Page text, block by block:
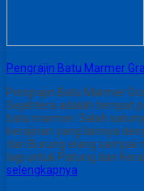
Pengrajin Batu Marmer
Pengrajin Batu Marmer
Sejahtera adalah tempat
batu marmer. Salah
kerajinan yang lainnya
dari Burung elang sampai
lagi untuk Patung dan
selengkapnya